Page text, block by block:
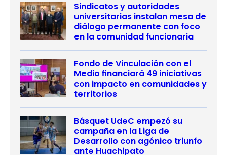
Sindicatos y autoridades
universitarias instalan mesa de
diálogo permanente con foco
en la comunidad funcionaria
Fondo de Vinculación con el
Medio financiará 49 iniciativas
con impacto en comunidades y
territorios
Básquet UdeC empezó su
campaña en la Liga de
Desarrollo con agónico triunfo
ante Huachipato